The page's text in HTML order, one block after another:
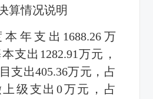
算情况说明
本年支出1688.26万
支出1282.91万元，
支出405.36万元，占
上级支出0万元，占